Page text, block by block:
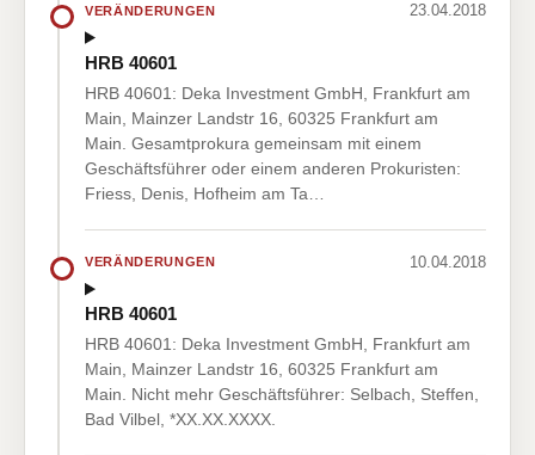
VERÄNDERUNGEN 23.04.2018
HRB 40601
HRB 40601: Deka Investment GmbH, Frankfurt am
Main, Mainzer Landstr 16, 60325 Frankfurt am
Main. Gesamtprokura gemeinsam mit einem
Geschäftsführer oder einem anderen Prokuristen:
Friess, Denis, Hofheim am Ta…
VERÄNDERUNGEN 10.04.2018
HRB 40601
HRB 40601: Deka Investment GmbH, Frankfurt am
Main, Mainzer Landstr 16, 60325 Frankfurt am
Main. Nicht mehr Geschäftsführer: Selbach, Steffen,
Bad Vilbel, *XX.XX.XXXX.